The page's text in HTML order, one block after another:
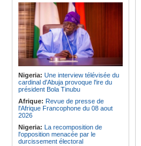
Congo-Brazzaville:
Lutte contre
les épidémies - Les employés de la
maison de retraite Kambissi en
formation
Congo-Brazzaville:Distinction -
Darrel Ornelle Elion Assiana promue
maître-assistant Cames
Afrique:Naomi Eto (Cameroun) - «
Face au Nigeria, nous donnerons
tout sur le terrain. »
Cameroun:Ngoh Ngoh, l'homme
qui signe à la place de Biya
Nigeria: Une interview télévisée du
cardinal d'Abuja provoque l'ire du
président Bola Tinubu
Afrique: Revue de presse de
l'Afrique Francophone du 08 aout
2026
Nigeria: La recomposition de
l'opposition menacée par le
durcissement électoral